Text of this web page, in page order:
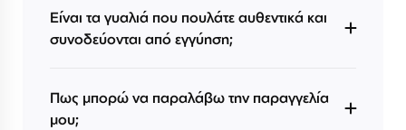
Είναι τα γυαλιά που πουλάτε αυθεντικά και
συνοδεύονται από εγγύηση;
Πως μπορώ να παραλάβω την παραγγελία
μου;